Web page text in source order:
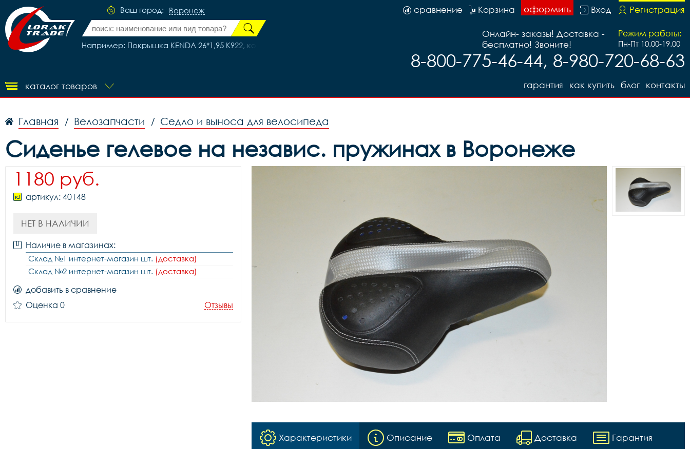
Ваш город: Воронеж
Например: Покрышка KENDA 26*1,95 K922, код 41712
Регистрация
Вход
оформить
Корзина
сравнение
Режим работы:
Пн-Пт 10.00-19.00
Онлайн- заказы! Доставка -
бесплатно! Звоните!
8-800-775-46-44, 8-980-720-68-63
каталог товаров контакты
блог
как купить
гарантия
Главная / Велозапчасти / Седло и выноса для велосипеда
Сиденье гелевое на независ. пружинах в Воронеже
1180 руб.
артикул: 40148
НЕТ В НАЛИЧИИ
Наличие в магазинах:
Склад №1 интернет-магазин шт. (доставка)
Склад №2 интернет-магазин шт. (доставка)
добавить в сравнение
Оценка 0
Отзывы
Характеристики Описание Оплата Доставка Гарантия